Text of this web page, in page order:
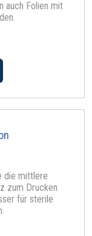
auch Folien mit
die mittlere
zum Drucken
für sterile